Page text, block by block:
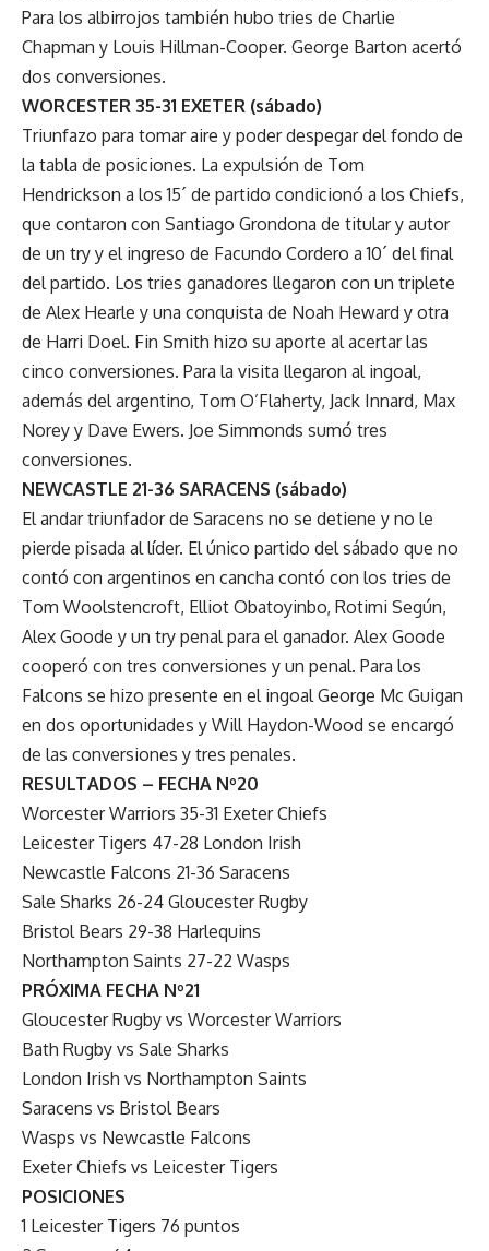
Para los albirrojos también hubo tries de Charlie
Chapman y Louis Hillman-Cooper. George Barton acertó
dos conversiones.
WORCESTER 35-31 EXETER (sábado)
Triunfazo para tomar aire y poder despegar del fondo de
la tabla de posiciones. La expulsión de Tom
Hendrickson a los 15´ de partido condicionó a los Chiefs,
que contaron con Santiago Grondona de titular y autor
de un try y el ingreso de Facundo Cordero a 10´ del final
del partido. Los tries ganadores llegaron con un triplete
de Alex Hearle y una conquista de Noah Heward y otra
de Harri Doel. Fin Smith hizo su aporte al acertar las
cinco conversiones. Para la visita llegaron al ingoal,
además del argentino, Tom O’Flaherty, Jack Innard, Max
Norey y Dave Ewers. Joe Simmonds sumó tres
conversiones.
NEWCASTLE 21-36 SARACENS (sábado)
El andar triunfador de Saracens no se detiene y no le
pierde pisada al líder. El único partido del sábado que no
contó con argentinos en cancha contó con los tries de
Tom Woolstencroft, Elliot Obatoyinbo, Rotimi Según,
Alex Goode y un try penal para el ganador. Alex Goode
cooperó con tres conversiones y un penal. Para los
Falcons se hizo presente en el ingoal George Mc Guigan
en dos oportunidades y Will Haydon-Wood se encargó
de las conversiones y tres penales.
RESULTADOS – FECHA Nº20
Worcester Warriors 35-31 Exeter Chiefs
Leicester Tigers 47-28 London Irish
Newcastle Falcons 21-36 Saracens
Sale Sharks 26-24 Gloucester Rugby
Bristol Bears 29-38 Harlequins
Northampton Saints 27-22 Wasps
PRÓXIMA FECHA Nº21
Gloucester Rugby vs Worcester Warriors
Bath Rugby vs Sale Sharks
London Irish vs Northampton Saints
Saracens vs Bristol Bears
Wasps vs Newcastle Falcons
Exeter Chiefs vs Leicester Tigers
POSICIONES
1 Leicester Tigers 76 puntos